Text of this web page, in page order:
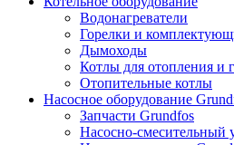
Водонагреватели
Горелки и
Дымоходы
Котлы для отопления и
Отопительные котлы
Насосное оборудование
Запчасти Grundfos
Насосно-смесительный